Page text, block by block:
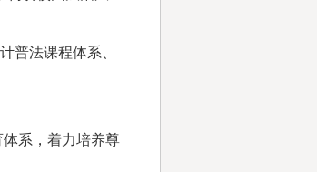
普法课程体系、
系，着力培养尊